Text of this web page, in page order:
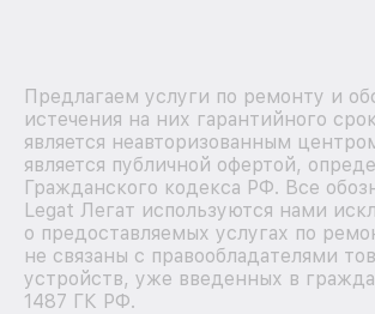
Предлагаем услуги по ремонту и
истечения на них гарантийного
является неавторизованным
является публичной офертой,
Гражданского кодекса РФ. Все
Legat Легат используются нами
о предоставляемых услугах по
не связаны с правообладателями
устройств, уже введенных в
1487 ГК РФ.